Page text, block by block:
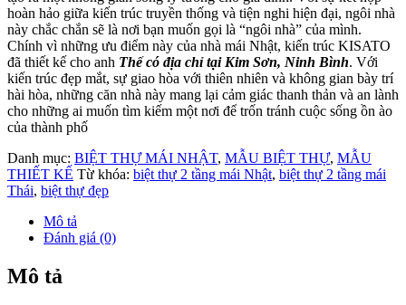
hoàn hảo giữa kiến trúc truyền thống và tiện nghi hiện đại, ngôi nhà
này chắc chắn sẽ là nơi bạn muốn gọi là “ngôi nhà” của mình.
Chính vì những ưu điểm này của nhà mái Nhật, kiến trúc KISATO
đã thiết kế cho anh Thế có địa chỉ tại Kim Sơn, Ninh Bình. Với
kiến trúc đẹp mắt, sự giao hòa với thiên nhiên và không gian bày trí
hài hòa, những căn nhà này mang lại cảm giác thanh thản và an lành
cho những ai muốn tìm kiếm một nơi để trốn tránh cuộc sống ồn ào
của thành phố
Danh mục: BIỆT THỰ MÁI NHẬT, MẪU BIỆT THỰ, MẪU
THIẾT KẾ Từ khóa: biệt thự 2 tầng mái Nhật, biệt thự 2 tầng mái
Thái, biệt thự đẹp
Mô tả
Đánh giá (0)
Mô tả